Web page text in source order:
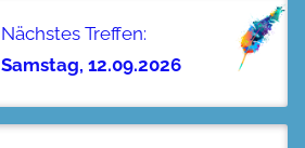
Nächstes Treffen:
Samstag, 12.09.2026